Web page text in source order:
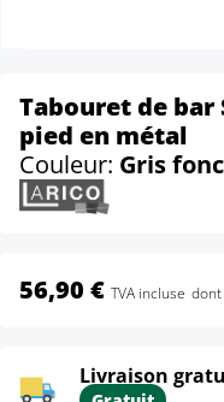
Tabouret de bar
pied en métal
Couleur: Gris
56,90 € TVA incluse
Livraison